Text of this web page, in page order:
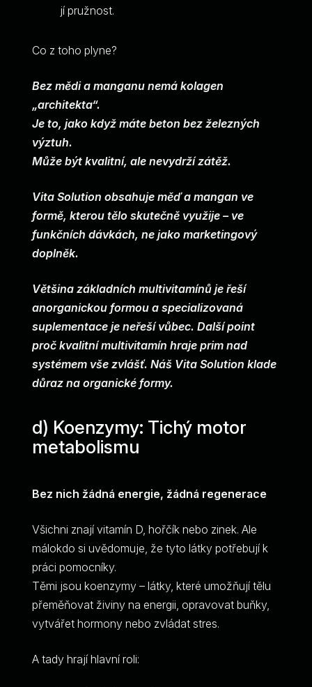
jí pružnost.
Co z toho plyne?
Bez mědi a manganu nemá kolagen
„architekta“.
Je to, jako když máte beton bez železných
výztuh.
Může být kvalitní, ale nevydrží zátěž.
Vita Solution obsahuje měď a mangan ve
formě, kterou tělo skutečně využije – ve
funkčních dávkách, ne jako marketingový
doplněk.
Většina základních multivitamínů je řeší
anorganickou formou a specializovaná
suplementace je neřeší vůbec. Další point
proč kvalitní multivitamín hraje prim nad
systémem vše zvlášť. Náš Vita Solution klade
důraz na organické formy.
d) Koenzymy: Tichý motor
metabolismu
Bez nich žádná energie, žádná regenerace
Všichni znají vitamín D, hořčík nebo zinek. Ale
málokdo si uvědomuje, že tyto látky potřebují k
práci pomocníky.
Těmi jsou koenzymy – látky, které umožňují tělu
přeměňovat živiny na energii, opravovat buňky,
vytvářet hormony nebo zvládat stres.
A tady hrají hlavní roli: